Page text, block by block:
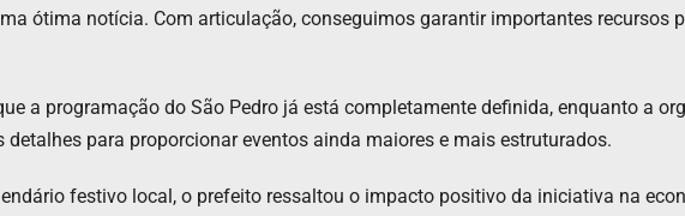
ótima notícia. Com articulação, conseguimos garantir importantes recursos
a programação do São Pedro já está completamente definida, enquanto a
para proporcionar eventos ainda maiores e mais estruturados.
festivo local, o prefeito ressaltou o impacto positivo da iniciativa na